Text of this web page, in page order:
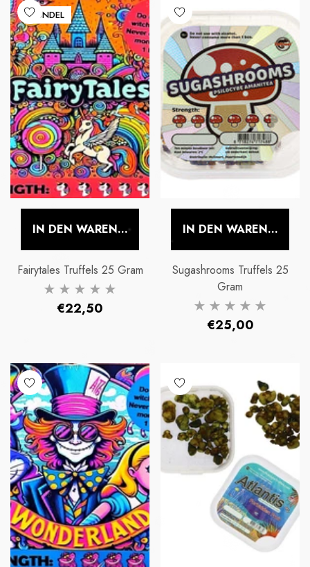
BUNDEL
IN DEN WARENKORB LEGEN
Fairytales Truffels 25 Gram
Normaler
€22,50
IN DEN WARENKORB
Sugashrooms Truffels 25
Gram
Normaler
€25,00
5g
Preis
LA FUMETTE
Blauwe Lotus Hash
Normaler Preis
€24,99
LA